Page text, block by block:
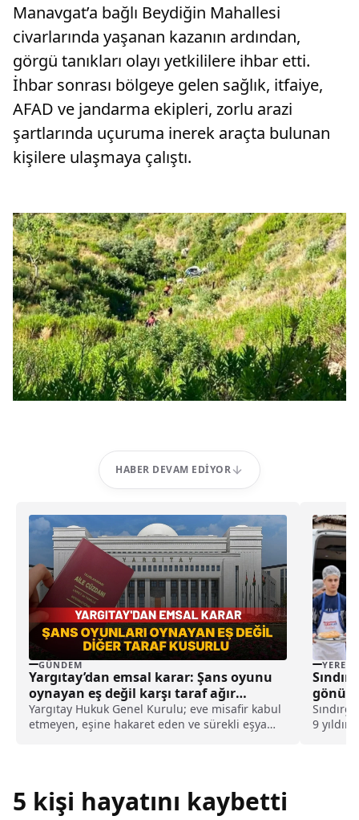
Manavgat’a bağlı Beydiğin Mahallesi
civarlarında yaşanan kazanın ardından,
görgü tanıkları olayı yetkililere ihbar etti.
İhbar sonrası bölgeye gelen sağlık, itfaiye,
AFAD ve jandarma ekipleri, zorlu arazi
şartlarında uçuruma inerek araçta bulunan
kişilere ulaşmaya çalıştı.
HABER DEVAM EDIYOR
GÜNDEM
Yargıtay’dan emsal karar: Şans oyunu
oynayan eş değil karşı taraf ağır
kusurlu sayıldı
Yargıtay Hukuk Genel Kurulu; eve misafir kabul
etmeyen, eşine hakaret eden ve sürekli eşya
YEREL
9 yıldır
5 kişi hayatını kaybetti